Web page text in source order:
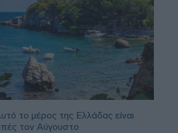
το μέρος της Ελλάδας είναι
τον Αύγουστο